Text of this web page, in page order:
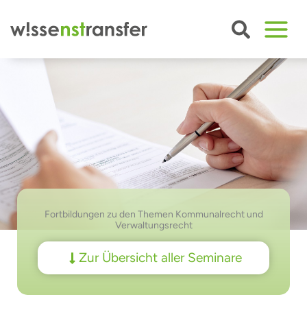
springen
Fortbildungen zu den Themen Kommunal­recht und
Verwaltungs­recht
Zur Übersicht aller Seminare